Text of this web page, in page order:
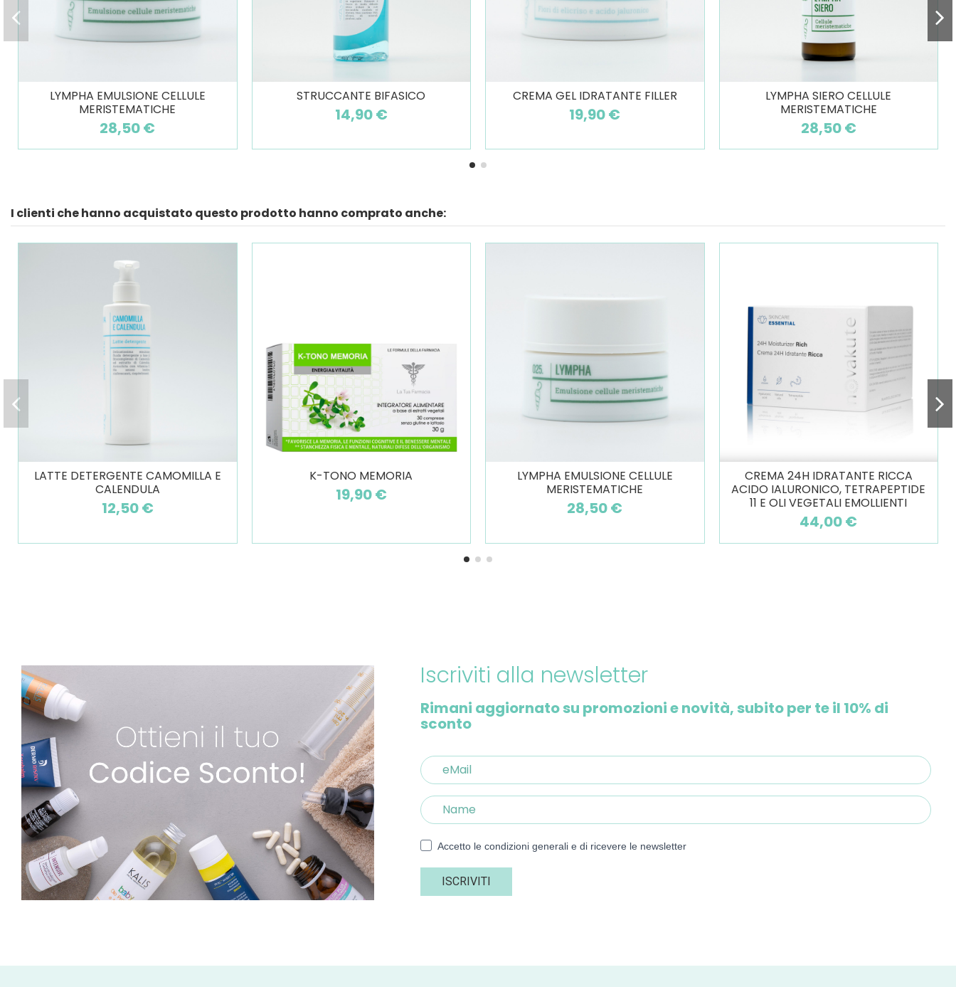
LYMPHA EMULSIONE CELLULE
MERISTEMATICHE
28,50 €
STRUCCANTE BIFASICO
14,90 €
CREMA GEL IDRATANTE FILLER
19,90 €
LYMPHA SIERO CELLULE
MERISTEMATICHE
28,50 €
I clienti che hanno acquistato questo prodotto hanno comprato anche:
LATTE DETERGENTE CAMOMILLA E
CALENDULA
12,50 €
K-TONO MEMORIA
19,90 €
LYMPHA EMULSIONE CELLULE
MERISTEMATICHE
28,50 €
CREMA 24H IDRATANTE RICCA
ACIDO IALURONICO, TETRAPEPTIDE
11 E OLI VEGETALI EMOLLIENTI
44,00 €
Iscriviti alla newsletter
Rimani aggiornato su promozioni e novità, subito per te il 10% di
sconto
Accetto le condizioni generali e di ricevere le newsletter
ISCRIVITI